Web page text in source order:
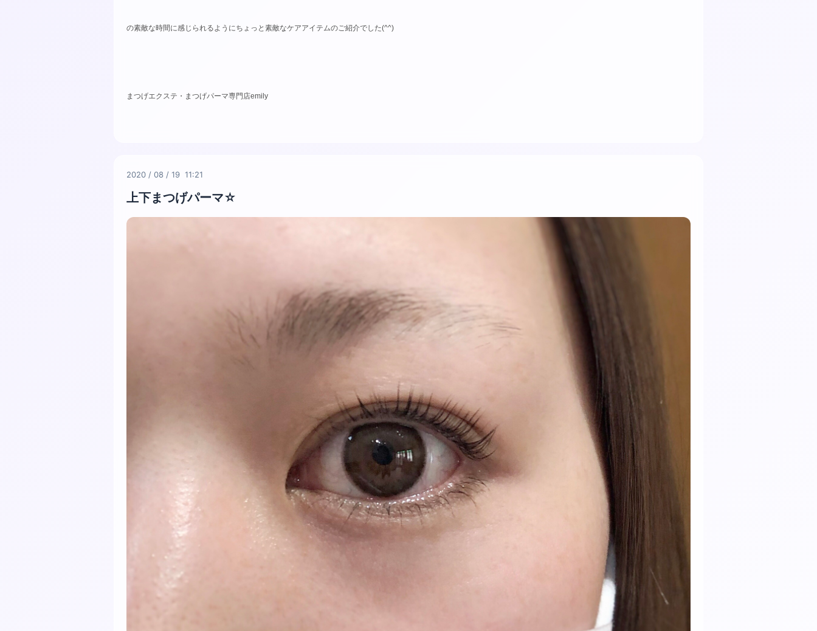
の素敵な時間に感じられるようにちょっと素敵なケアアイテムのご紹介でした(^^)
まつげエクステ・まつげパーマ専門店emily
2020 / 08 / 19 11:21
上下まつげパーマ☆